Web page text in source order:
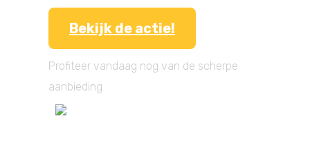
Bekijk de actie!
Profiteer vandaag nog van de scherpe
aanbieding